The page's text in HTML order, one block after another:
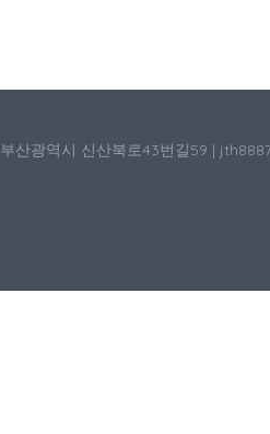
부산광역시 신산북로43번길59 |